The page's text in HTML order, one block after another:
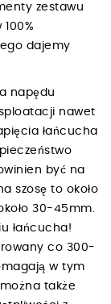
zestawu
dajemy
napędu
nawet
łańcucha
być na
szosę to około
30-45mm.
łańcucha!
co 300-
w tym
także